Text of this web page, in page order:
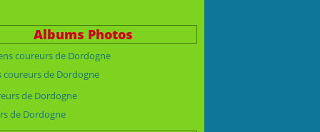
Albums Photos
coureurs de Dordogne
de Dordogne